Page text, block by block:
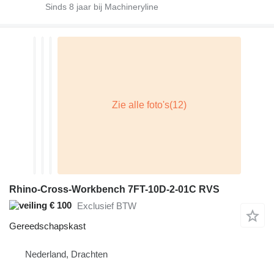
Sinds 8 jaar bij Machineryline
Rhino-Cross-Workbench 7FT-10D-2-01C RVS
€ 100 Exclusief BTW
Gereedschapskast
Nederland, Drachten